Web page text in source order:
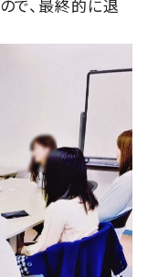
で、最終的に退